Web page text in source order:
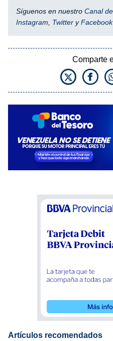
Síguenos en nuestro Canal
Instagram
Twitter yFacebook
Comparte
Artículos recomendados